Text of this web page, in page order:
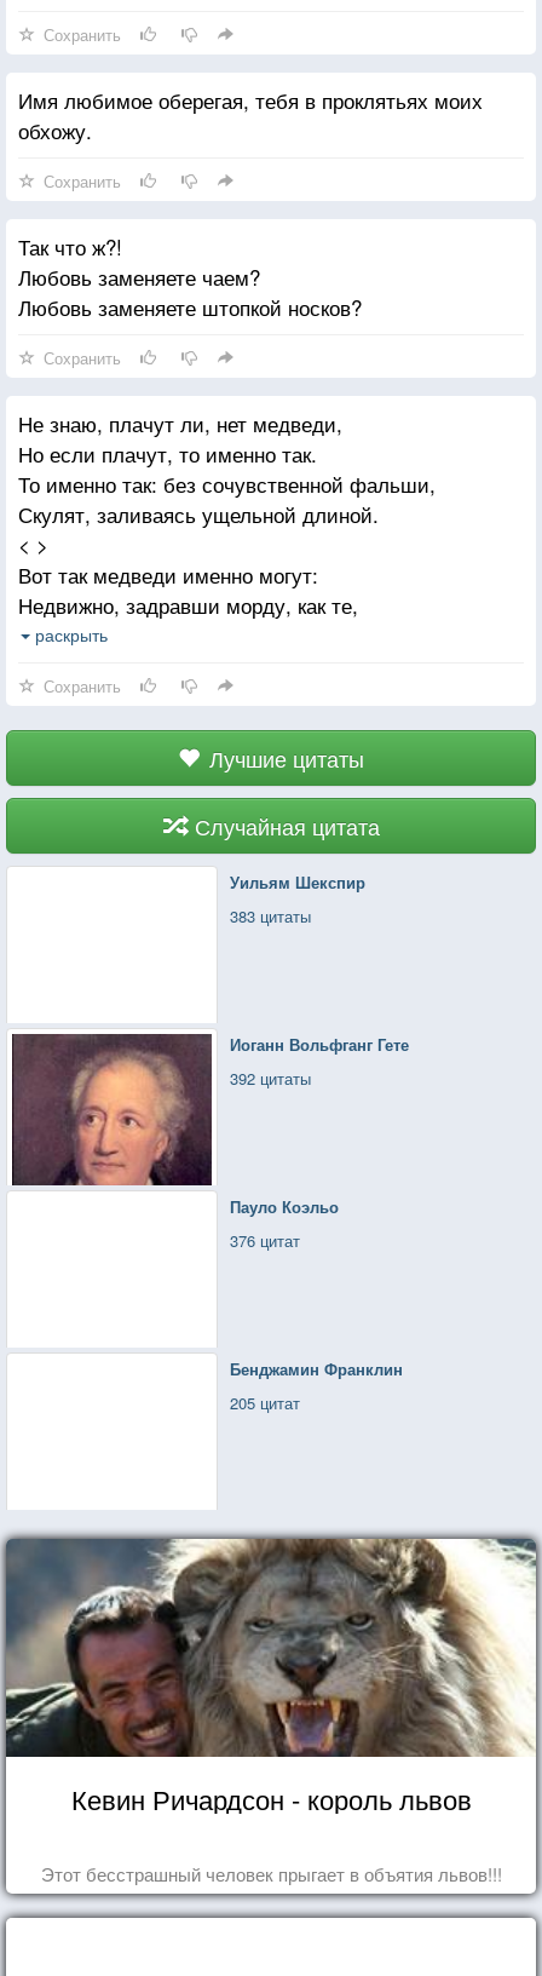
Сохранить
Имя любимое оберегая, тебя в проклятьях моих
обхожу.
Сохранить
Так что ж?!
Любовь заменяете чаем?
Любовь заменяете штопкой носков?
Сохранить
Не знаю, плачут ли, нет медведи,
Но если плачут, то именно так.
То именно так: без сочувственной фальши,
Скулят, заливаясь ущельной длиной.
< >
Вот так медведи именно могут:
Недвижно, задравши морду, как те,
Повыть, извыться и лечь в берлогу,
раскрыть
Сохранить
Лучшие цитаты
Случайная цитата
Уильям Шекспир
383 цитаты
Иоганн Вольфганг Гете
392 цитаты
Пауло Коэльо
376 цитат
Бенджамин Франклин
205 цитат
Кевин Ричардсон - король львов
Этот бесстрашный человек прыгает в объятия львов!!!